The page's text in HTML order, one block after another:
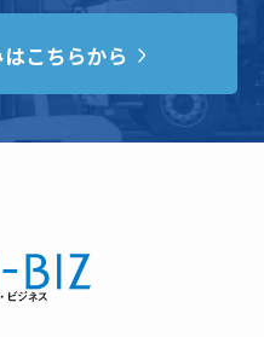
こちらから